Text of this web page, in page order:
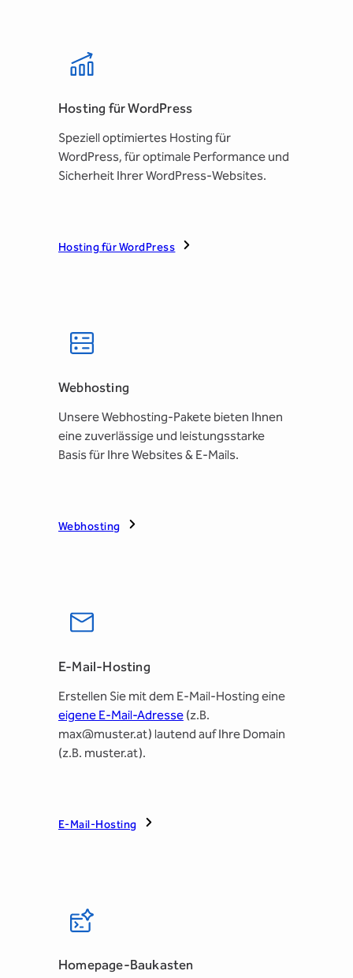
Hosting für WordPress
Speziell optimiertes Hosting für
WordPress, für optimale Performance und
Sicherheit Ihrer WordPress-Websites.
Hosting für WordPress
Webhosting
Unsere Webhosting-Pakete bieten Ihnen
eine zuverlässige und leistungsstarke
Basis für Ihre Websites & E-Mails.
Webhosting
E-Mail-Hosting
Erstellen Sie mit dem E-Mail-Hosting eine
eigene E-Mail-Adresse(z.B.
max@muster.at) lautend auf Ihre Domain
(z.B. muster.at).
E-Mail-Hosting
Homepage-Baukasten